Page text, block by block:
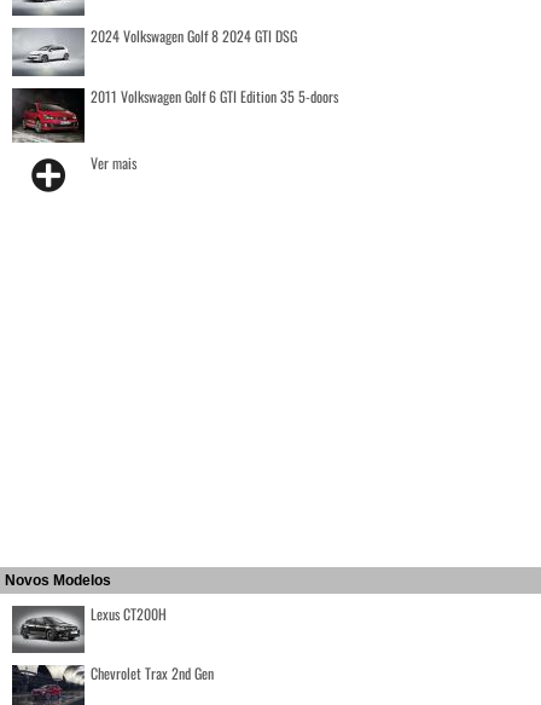
2024 Volkswagen Golf 8 2024 GTI DSG
2011 Volkswagen Golf 6 GTI Edition 35 5-doors
Ver mais
Novos Modelos
Lexus CT200H
Chevrolet Trax 2nd Gen